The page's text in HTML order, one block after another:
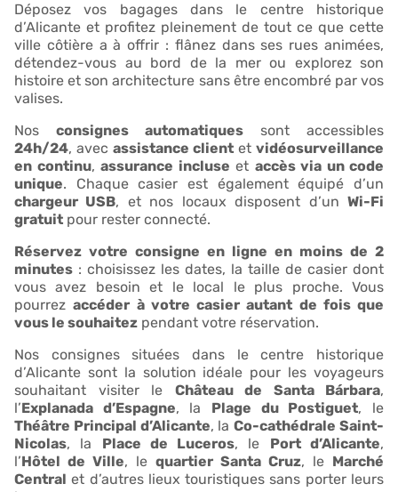
Déposez vos bagages dans le centre historique
d’Alicante et profitez pleinement de tout ce que cette
ville côtière a à offrir : flânez dans ses rues animées,
détendez-vous au bord de la mer ou explorez son
histoire et son architecture sans être encombré par vos
valises.
Nos consignes automatiques sont accessibles
24h/24, avec assistance client et vidéosurveillance
en continu, assurance incluse et accès via un code
unique. Chaque casier est également équipé d’un
chargeur USB, et nos locaux disposent d’unWi-Fi
gratuit pour rester connecté.
Réservez votre consigne en ligne en moins de 2
minutes : choisissez les dates, la taille de casier dont
vous avez besoin et le local le plus proche. Vous
pourrezaccéder à votre casier autant de fois que
vous le souhaitez pendant votre réservation.
Nos consignes situées dans le centre historique
d’Alicante sont la solution idéale pour les voyageurs
souhaitant visiter le Château de Santa Bárbara,
l’Explanada d’Espagne, la Plage du Postiguet, le
Théâtre Principal d’Alicante, laCo-cathédrale Saint-
Nicolas, la Place de Luceros, le Port d’Alicante,
l’Hôtel de Ville, le quartier Santa Cruz, le Marché
Central et d’autres lieux touristiques sans porter leurs